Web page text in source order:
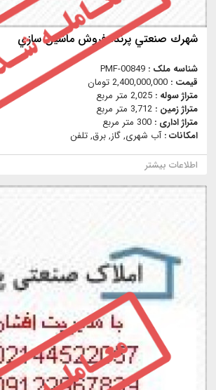
شهرك صنعتي پرند، فروش ماشين سازي
شناسه ملک : PMF-00849
قیمت : 2,400,000,000 تومان
متراژ سوله : 2,025 متر مربع
متراژ زمین : 3,712 متر مربع
متراژ اداری : 300 متر مربع
امکانات :آب شهری, گاز, برق, تلفن
اطلاعات بیشتر